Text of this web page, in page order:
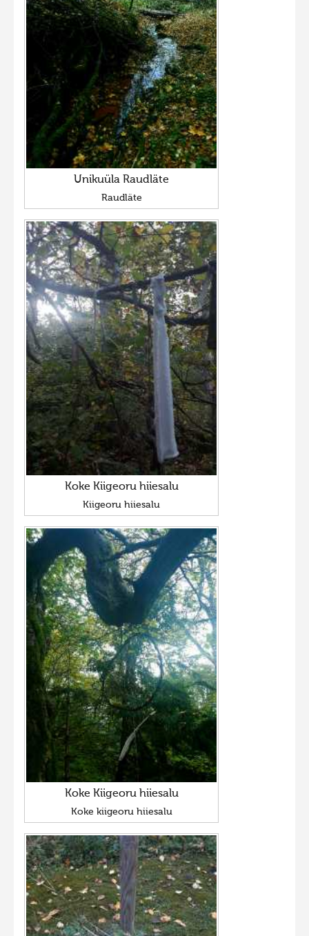
Unikuüla Raudläte
Raudläte
Koke Kiigeoru hiiesalu
Kiigeoru hiiesalu
Koke Kiigeoru hiiesalu
Koke kiigeoru hiiesalu